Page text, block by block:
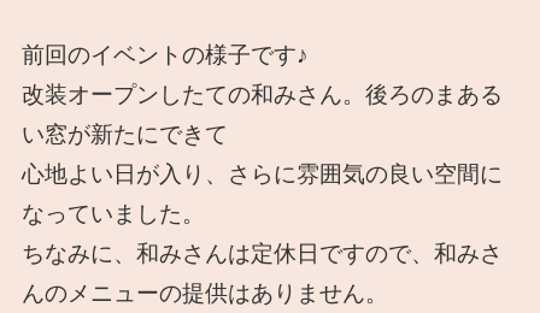
前回のイベントの様子です♪
改装オープンしたての和みさん。後ろのまある
い窓が新たにできて
心地よい日が入り、さらに雰囲気の良い空間に
なっていました。
ちなみに、和みさんは定休日ですので、和みさ
んのメニューの提供はありません。